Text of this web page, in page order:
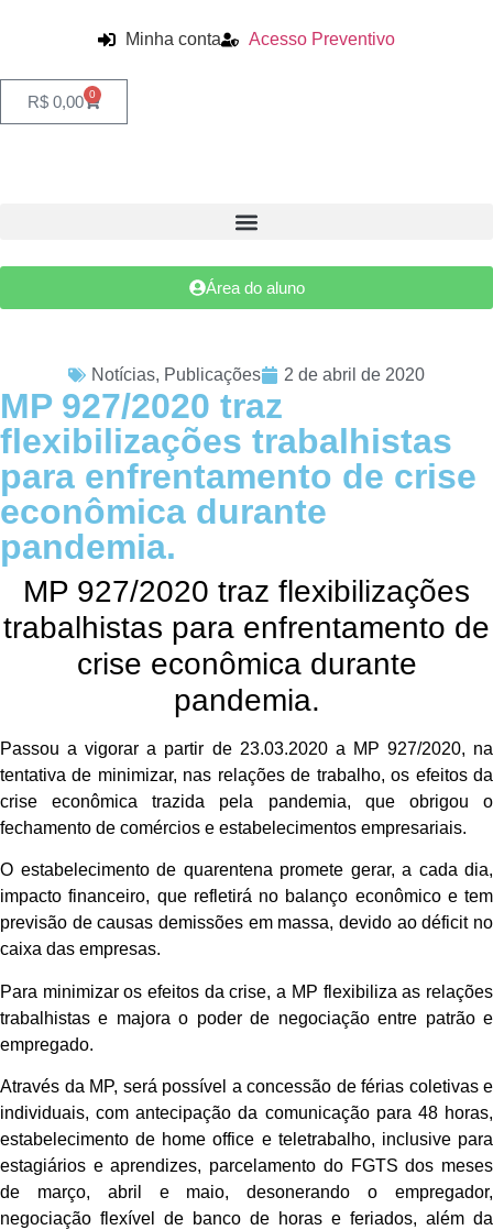
Minha conta Acesso Preventivo
R$ 0,00 0
Área do aluno
Notícias, Publicações 2 de abril de 2020
MP 927/2020 traz
flexibilizações trabalhistas
para enfrentamento de crise
econômica durante
pandemia.
MP 927/2020 traz flexibilizações
trabalhistas para enfrentamento de
crise econômica durante
pandemia.
Passou a vigorar a partir de 23.03.2020 a MP 927/2020, na
tentativa de minimizar, nas relações de trabalho, os efeitos da
crise econômica trazida pela pandemia, que obrigou o
fechamento de comércios e estabelecimentos empresariais.
O estabelecimento de quarentena promete gerar, a cada dia,
impacto financeiro, que refletirá no balanço econômico e tem
previsão de causas demissões em massa, devido ao déficit no
caixa das empresas.
Para minimizar os efeitos da crise, a MP flexibiliza as relações
trabalhistas e majora o poder de negociação entre patrão e
empregado.
Através da MP, será possível a concessão de férias coletivas e
individuais, com antecipação da comunicação para 48 horas,
estabelecimento de home office e teletrabalho, inclusive para
estagiários e aprendizes, parcelamento do FGTS dos meses
de março, abril e maio, desonerando o empregador,
negociação flexível de banco de horas e feriados, além da